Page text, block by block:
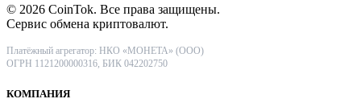
© 2026 CoinTok. Все права защищены.
Сервис обмена криптовалют.
Платёжный агрегатор: НКО «МОНЕТА» (ООО)
ОГРН 1121200000316, БИК 042202750
КОМПАНИЯ